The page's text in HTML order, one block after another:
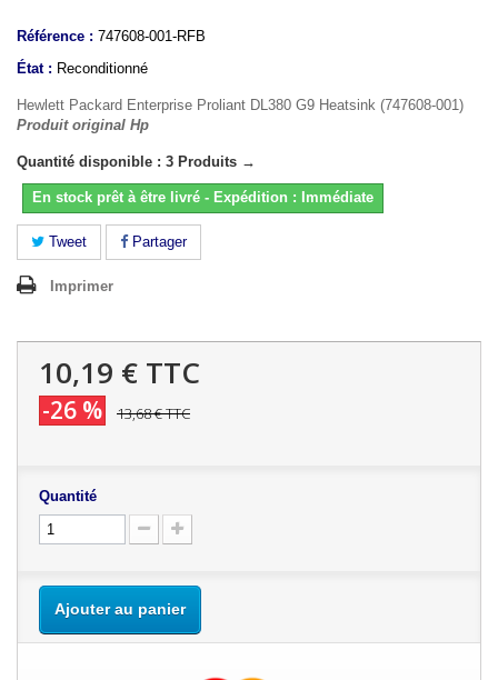
Référence : 747608-001-RFB
État : Reconditionné
Hewlett Packard Enterprise Proliant DL380 G9 Heatsink (747608-001)
Produit original Hp
Quantité disponible : 3 Produits →
En stock prêt à être livré - Expédition : Immédiate
Tweet Partager
Imprimer
10,19 € TTC
-26 % 13,68 €TTC
Quantité
Ajouter au panier